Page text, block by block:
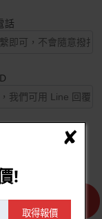
話
!
取得報價